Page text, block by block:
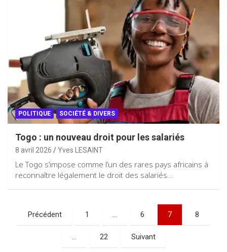
POLITIQUE SOCIÉTÉ & DIVERS
Togo : un nouveau droit pour les salariés
8 avril 2026 Yves LESAINT
Le Togo s’impose comme l’un des rares pays africains à
reconnaître légalement le droit des salariés…
Pagination
des
publications
Précédent 1 … 6 7 8
… 22 Suivant